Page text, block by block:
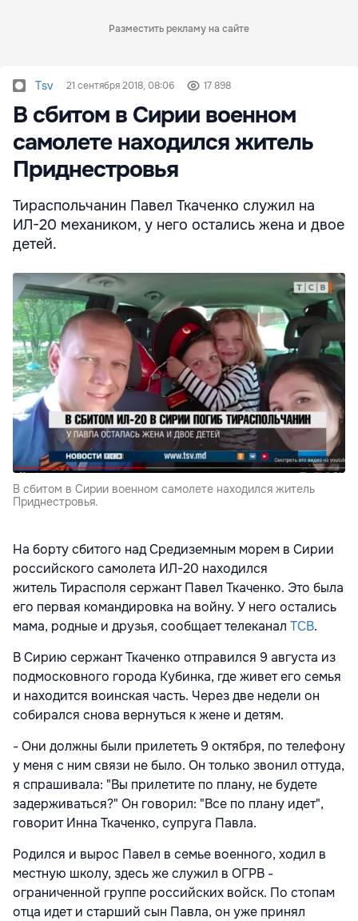
Разместить рекламу на сайте
Tsv 21 сентября 2018, 08:06 17 898
В сбитом в Сирии военном
самолете находился житель
Приднестровья
Тираспольчанин Павел Ткаченко служил на
ИЛ-20 механиком, у него остались жена и двое
детей.
В сбитом в Сирии военном самолете находился житель
Приднестровья.
На борту сбитого над Средиземным морем в Сирии
российского самолета ИЛ-20 находился
жительТирасполя сержант Павел Ткаченко. Это была
его первая командировка на войну. У него остались
мама, родные и друзья, сообщает телеканал ТСВ.
В Сирию сержант Ткаченко отправился 9 августа из
подмосковного города Кубинка, где живет его семья
и находится воинская часть. Через две недели он
собирался снова вернуться к жене и детям.
- Они должны были прилететь 9 октября, по телефону
у меня с ним связи не было. Он только звонил оттуда,
я спрашивала: "Вы прилетите по плану, не будете
задерживаться?" Он говорил: "Все по плану идет",
говорит Инна Ткаченко, супруга Павла.
Родился и вырос Павел в семье военного, ходил в
местную школу, здесь же служил в ОГРВ -
ограниченной группе российских войск. По стопам
отца идет и старший сын Павла, он уже принял